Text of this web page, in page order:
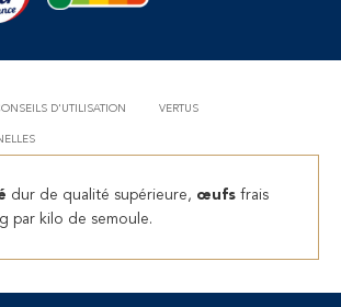
D'UTILISATION VERTUS
dur de qualité supérieure, œufs frais
par kilo de semoule.